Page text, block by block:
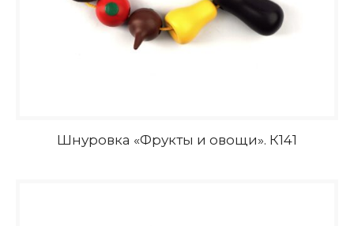
Шнуровка «Фрукты и овощи». К141